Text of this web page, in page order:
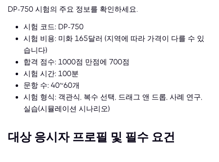
DP-750 시험의 주요 정보를 확인하세요.
시험 코드: DP-750
시험 비용: 미화 165달러 (지역에 따라 가격이 다를 수 있
습니다)
합격 점수: 1000점 만점에 700점
시험 시간: 100분
문항 수: 40~60개
시험 형식: 객관식, 복수 선택, 드래그 앤 드롭, 사례 연구,
실습(시뮬레이션 시나리오)
대상 응시자 프로필 및 필수 요건